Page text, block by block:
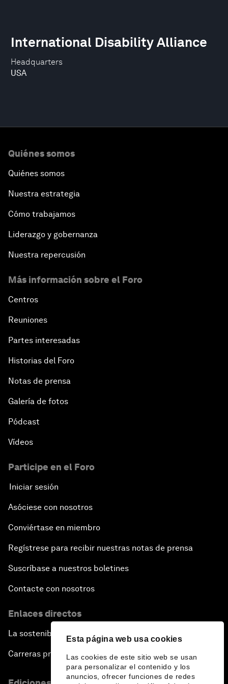
Esta página web usa cookies
Las cookies de este sitio web se usan
para personalizar el contenido y los
anuncios, ofrecer funciones de redes
Headquarters
USA
International Disability Alliance
Quiénes somos
Quiénes somos
Nuestra estrategia
Cómo trabajamos
Liderazgo y gobernanza
Nuestra repercusión
Más información sobre el Foro
Centros
Reuniones
Partes interesadas
Historias del Foro
Notas de prensa
Galería de fotos
Pódcast
Vídeos
Participe en el Foro
Iniciar sesión
Asóciese con nosotros
Conviértase en miembro
Regístrese para recibir nuestras notas de prensa
Suscríbase a nuestros boletines
Contacte con nosotros
Enlaces directos
La sostenibilidad en el Foro
Carreras profesionales